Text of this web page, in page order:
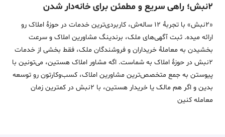
۲نبش؛ راهی سریع و مطمئن برای خانه‌دار شدن
«2نبش» با تجربۀ 12 ساله‌ش، کاربردی‌ترین خدمات در حوزۀ املاک رو
ارائه میده. ثبت آگهی‌های ملک، برندینگ مشاورین املاک و سرعت
بخشیدن به معاملۀ خریداران و فروشندگان ملک، فقط بخشی از خدمات
2نبش در حوزۀ املاک به شماست. اگه مشاور املاک هستین، می‌تونین با
پیوستن به جمع متخصص‌ترین مشاورین املاک، کسب‌وکارتون رو توسعه
بدین و اگر هم مالک یا خریدار هستین، با 2نبش در کمترین زمان
معامله‌ کنین